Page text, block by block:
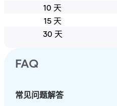
10 天
15 天
30 天
FAQ
常见问题解答